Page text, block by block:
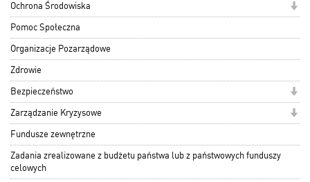
Ochrona Środowiska
Pomoc Społeczna
Organizacje Pozarządowe
Zdrowie
Bezpieczeństwo
Zarządzanie Kryzysowe
Fundusze zewnętrzne
Zadania zrealizowane z budżetu państwa lub z państwowych funduszy
celowych